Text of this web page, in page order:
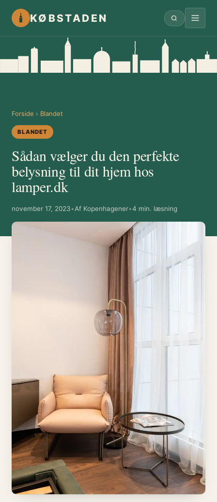
KØBSTADEN
Forside › Blandet
BLANDET
Sådan vælger du den perfekte
belysning til dit hjem hos
lamper.dk
november 17, 2023•Af Kopenhagener•4 min. læsning